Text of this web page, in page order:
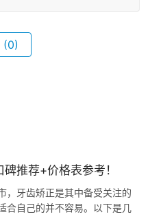
(0)
推荐+价格表参考！
，牙齿矫正是其中备受关注的
合自己的并不容易。以下是几